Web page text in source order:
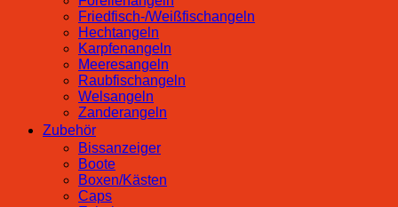
Friedfisch-/Weißfischangeln
Hechtangeln
Karpfenangeln
Meeresangeln
Raubfischangeln
Welsangeln
Zanderangeln
Zubehör
Bissanzeiger
Boote
Boxen/Kästen
Caps